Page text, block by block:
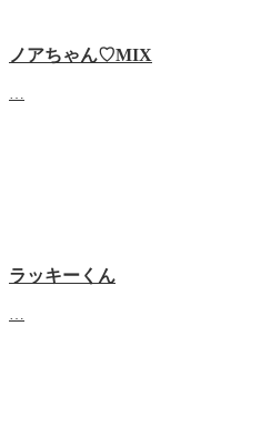
ノアちゃん♡‬MIX
ラッキーくん